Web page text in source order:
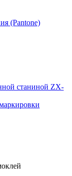
(Pantone)
станиной ZX-